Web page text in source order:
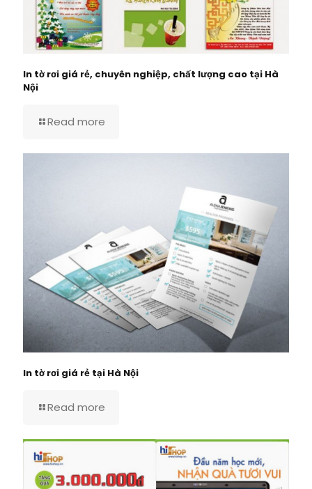
In tờ rơi giá rẻ, chuyên nghiệp, chất lượng cao tại Hà
Nội
Read more
In tờ rơi giá rẻ tại Hà Nội
Read more